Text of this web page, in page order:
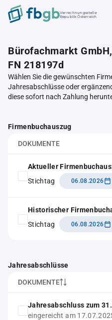
Verrechnungsstelle
Republik Österreich
Bürofachmarkt GmbH,
FN 218197d
Wählen Sie die gewünschten
Jahresabschlüsse oder
diese sofort nach Zahlung
Firmenbuchauszug
DOKUMENTE
Aktueller
Stichtag
06.08.2026
Historischer
Stichtag
06.08.2026
Jahresabschlüsse
DOKUMENTE
Jahresabschluss zum
eingereicht am